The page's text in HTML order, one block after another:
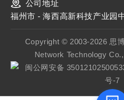
公司地址
福州市 - 海西高新科技产业园
Copyright © 2003-2026 思
Network Technology
闽公网安备
号-7